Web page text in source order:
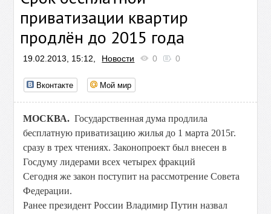
приватизации квартир
продлён до 2015 года
19.02.2013, 15:12, Новости 0 0
Вконтакте Мой мир
МОСКВА.Государственная дума продлила
бесплатную приватизацию жилья до 1 марта 2015г.
сразу в трех чтениях. Законопроект был внесен в
Госдуму лидерами всех четырех фракций
Сегодня же закон поступит на рассмотрение Совета
Федерации.
Ранее президент России Владимир Путин назвал